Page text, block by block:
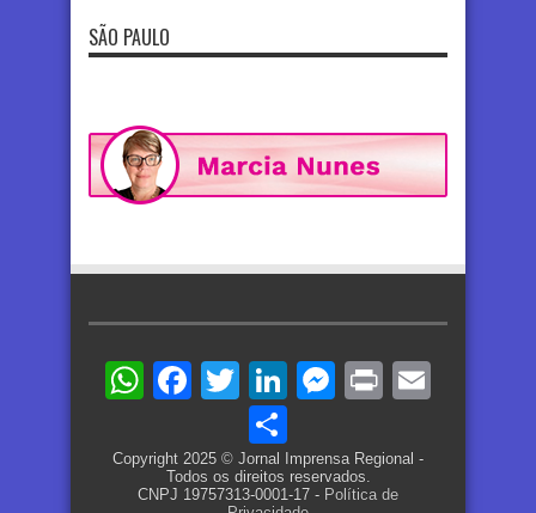
SÃO PAULO
WhatsApp
Facebook
TwitterLinkedIn
Messenger
Print
Copyright 2025 © Jornal Imprensa Regional -
Todos os direitos reservados.
CNPJ 19757313-0001-17 - Política de